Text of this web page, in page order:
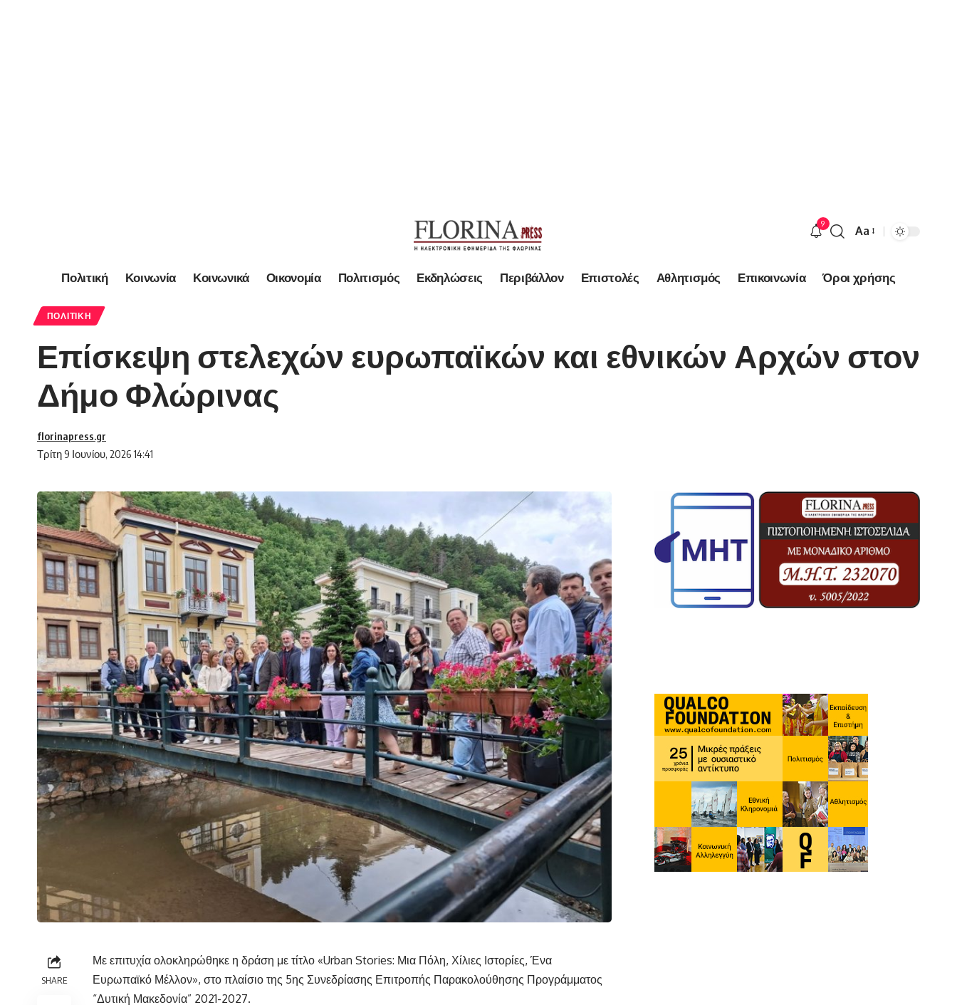
9
Font
Aa
Πολιτική Κοινωνία Κοινωνικά Οικονομία Πολιτισμός Εκδηλώσεις Περιβάλλον Επιστολές Αθλητισμός Επικοινωνία Όροι χρήσης
ΠΟΛΙΤΙΚΉ
Επίσκεψη στελεχών ευρωπαϊκών και εθνικών Αρχών στον
Δήμο Φλώρινας
Τρίτη 9 Ιουνίου, 2026 14:41
florinapress.gr
SHARE
Με επιτυχία ολοκληρώθηκε η δράση με τίτλο «Urban Stories: Μια Πόλη, Χίλιες Ιστορίες, Ένα
Ευρωπαϊκό Μέλλον», στο πλαίσιο της 5ης Συνεδρίασης Επιτροπής Παρακολούθησης Προγράμματος
“Δυτική Μακεδονία” 2021-2027.